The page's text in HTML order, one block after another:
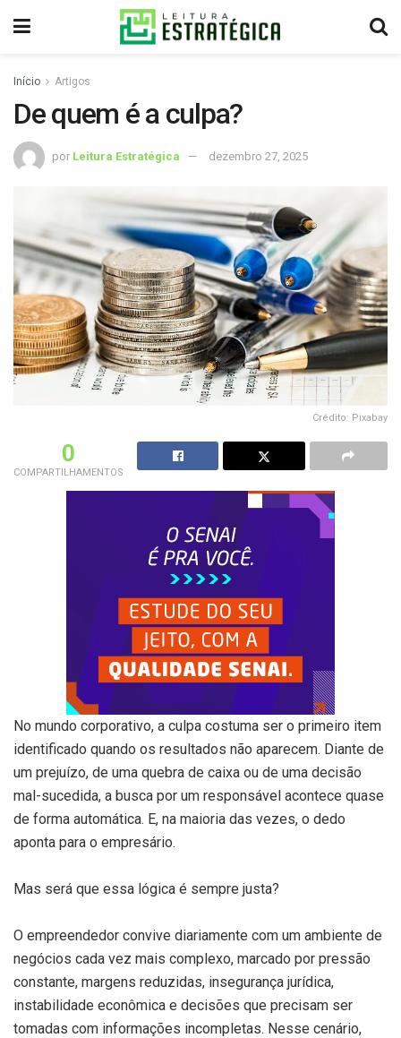
Início Artigos
De quem é a culpa?
por Leitura Estratégica dezembro 27, 2025
Crédito: Pixabay
0
COMPARTILHAMENTOS
No mundo corporativo, a culpa costuma ser o primeiro item
identificado quando os resultados não aparecem. Diante de
um prejuízo, de uma quebra de caixa ou de uma decisão
mal-sucedida, a busca por um responsável acontece quase
de forma automática. E, na maioria das vezes, o dedo
aponta para o empresário.
Mas será que essa lógica é sempre justa?
O empreendedor convive diariamente com um ambiente de
negócios cada vez mais complexo, marcado por pressão
constante, margens reduzidas, insegurança jurídica,
instabilidade econômica e decisões que precisam ser
tomadas com informações incompletas. Nesse cenário,